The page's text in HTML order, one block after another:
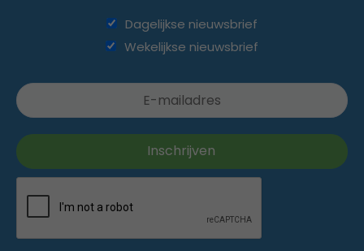
Dagelijkse nieuwsbrief
Wekelijkse nieuwsbrief